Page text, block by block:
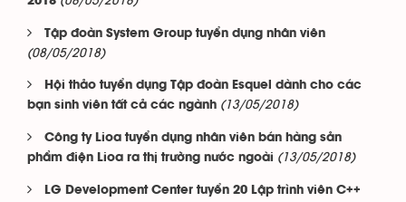
Tập đoàn System Group tuyển dụng nhân viên
(08/05/2018)
Hội thảo tuyển dụng Tập đoàn Esquel dành cho các
bạn sinh viên tất cả các ngành (13/05/2018)
Công ty Lioa tuyển dụng nhân viên bán hàng sản
phẩm điện Lioa ra thị trường nước ngoài (13/05/2018)
LG Development Center tuyển 20 Lập trình viên C++